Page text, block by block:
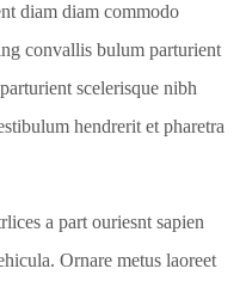
diam diam commodo
convallis bulum parturient
scelerisque nibh
hendrerit et pharetra
a part ouriesnt sapien
Ornare metus laoreet